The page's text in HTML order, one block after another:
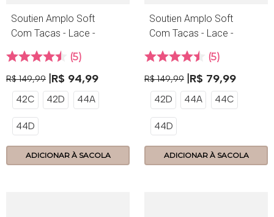
Soutien Amplo Soft
Com Taças - Lace -
5
R$ 149,99 R$ 94,99
42C 42D 44A
44D
ADICIONAR À SACOLA
Soutien Amplo Soft
Com Taças - Lace -
5
R$ 149,99 R$ 79,99
42D 44A 44C
44D
ADICIONAR À SACOLA